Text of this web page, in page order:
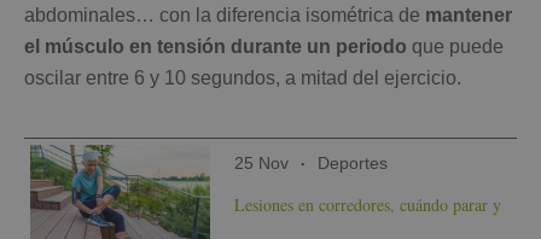
abdominales… con la diferencia isométrica de mantener
el músculo en tensión durante un periodo que puede
oscilar entre 6 y 10 segundos, a mitad del ejercicio.
25 Nov Deportes
Lesiones en corredores, cuándo parar y